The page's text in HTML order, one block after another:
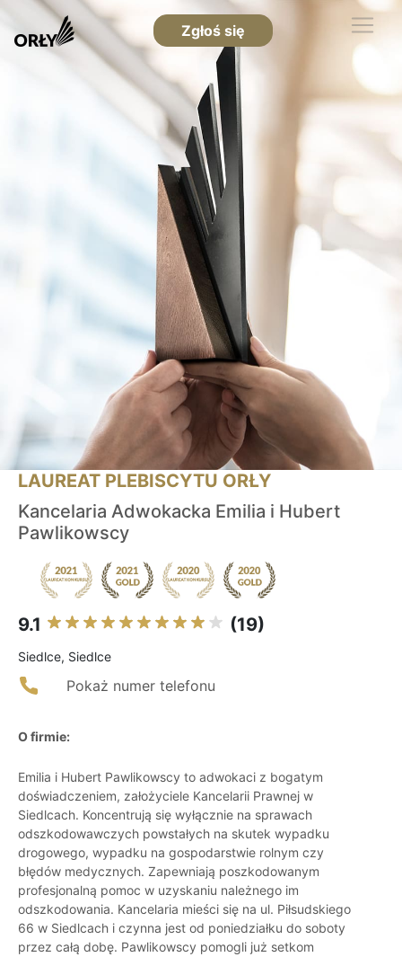
Zgłoś się
LAUREAT PLEBISCYTU ORŁY
Kancelaria Adwokacka Emilia i Hubert
Pawlikowscy
9.1 (19)
Siedlce, Siedlce
Pokaż numer telefonu
O firmie:
Emilia i Hubert Pawlikowscy to adwokaci z bogatym
doświadczeniem, założyciele Kancelarii Prawnej w
Siedlcach. Koncentrują się wyłącznie na sprawach
odszkodowawczych powstałych na skutek wypadku
drogowego, wypadku na gospodarstwie rolnym czy
błędów medycznych. Zapewniają poszkodowanym
profesjonalną pomoc w uzyskaniu należnego im
odszkodowania. Kancelaria mieści się na ul. Piłsudskiego
66 w Siedlcach i czynna jest od poniedziałku do soboty
przez całą dobę. Pawlikowscy pomogli już setkom